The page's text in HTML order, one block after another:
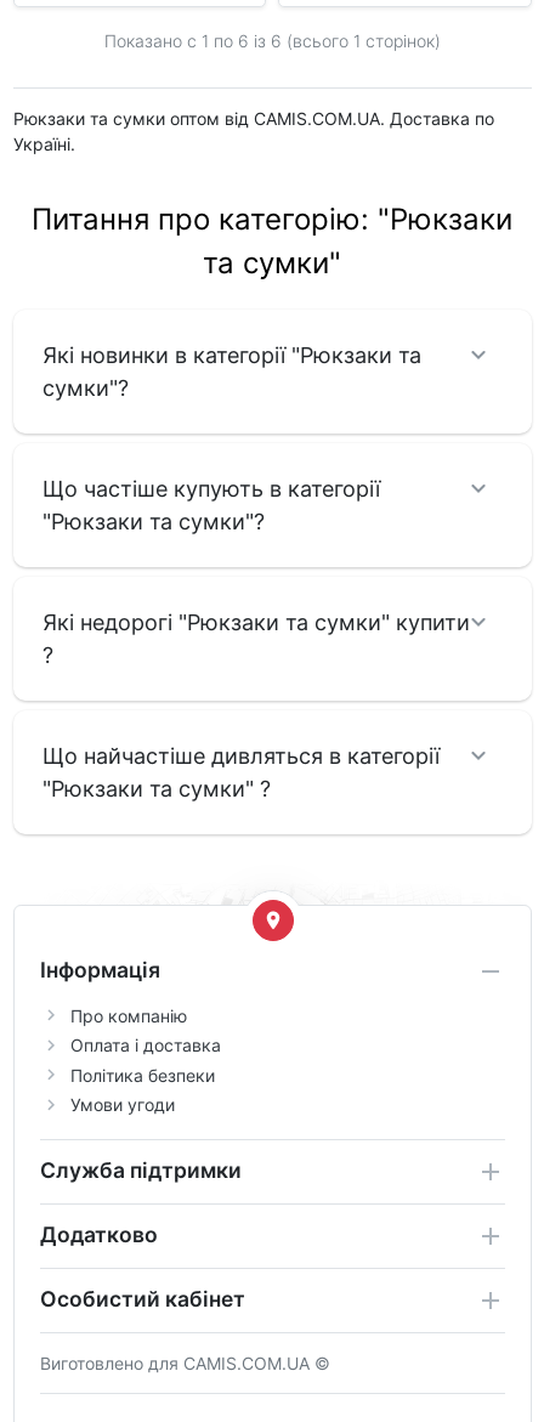
Показано с 1 по 6 із 6 (всього 1 сторінок)
Рюкзаки та сумки оптом від CAMIS.COM.UA. Доставка по
Україні.
Питання про категорію: "Рюкзаки
та сумки"
Які новинки в категорії "Рюкзаки та
сумки"?
Що частіше купують в категорії
"Рюкзаки та сумки"?
Які недорогі "Рюкзаки та сумки" купити
?
Що найчастіше дивляться в категорії
"Рюкзаки та сумки" ?
Інформація
Про компанію
Оплата і доставка
Політика безпеки
Умови угоди
Служба підтримки
Додатково
Особистий кабінет
Виготовлено для CAMIS.COM.UA ©